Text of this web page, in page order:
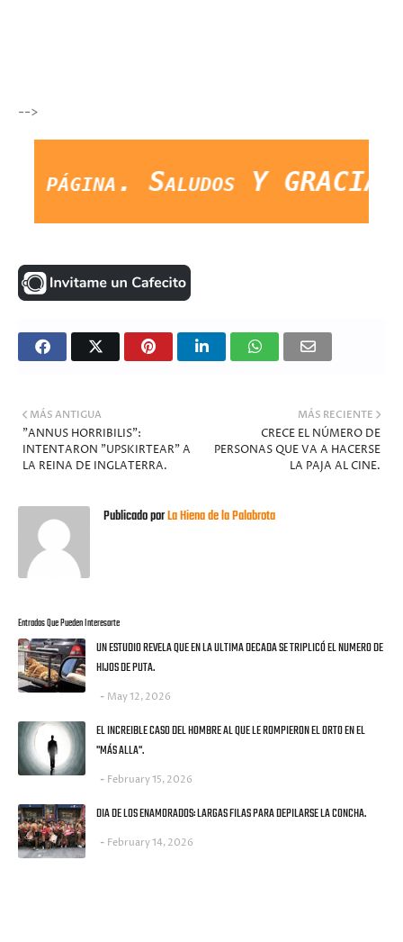
-->
Saludos Y GRACIAS."
MÁS RECIENTE
CRECE EL NÚMERO DE
PERSONAS QUE VA A HACERSE
LA PAJA AL CINE.
MÁS ANTIGUA
"ANNUS HORRIBILIS":
INTENTARON "UPSKIRTEAR" A
LA REINA DE INGLATERRA.
Publicado porLa Hiena de la Palabrota
Entradas Que Pueden Interesarte
UN ESTUDIO REVELA QUE EN LA ULTIMA DECADA SE TRIPLICÓ EL NUMERO DE
HIJOS DE PUTA.
May 12, 2026
EL INCREIBLE CASO DEL HOMBRE AL QUE LE ROMPIERON EL ORTO EN EL
"MÁS ALLA".
February 15, 2026
DIA DE LOS ENAMORADOS: LARGAS FILAS PARA DEPILARSE LA CONCHA.
February 14, 2026